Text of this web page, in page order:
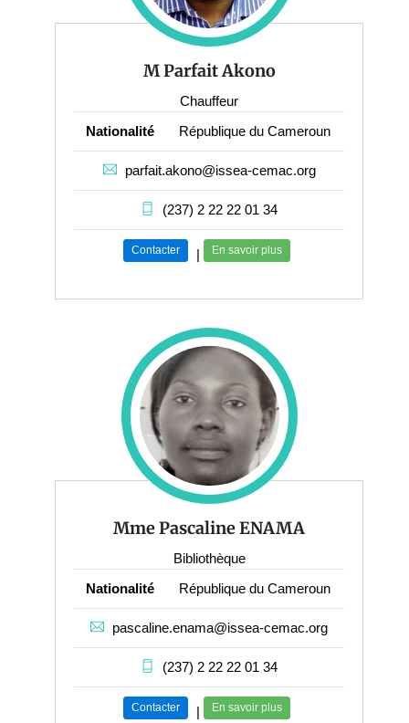
M Parfait Akono
Chauffeur
Nationalité
République du Cameroun
parfait.akono@issea-cemac.org
(237) 2 22 22 01 34
Contacter | En savoir plus
Mme Pascaline ENAMA
Bibliothèque
Nationalité
République du Cameroun
pascaline.enama@issea-cemac.org
(237) 2 22 22 01 34
Contacter | En savoir plus